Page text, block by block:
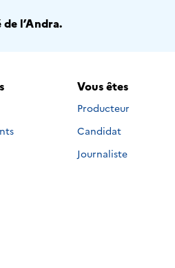
l’Andra.
Vous êtes
Producteur
Candidat
Journaliste